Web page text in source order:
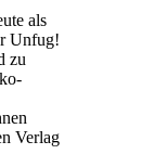
als
Unfug!
zu
Verlag